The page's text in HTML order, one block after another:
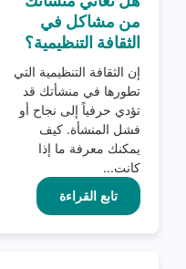
من مشاكل في
الثقافة التنظيمية؟
إن الثقافة التنظيمية التي
تطورها في منشأتك قد
تؤدي حرفياً إلى نجاح أو
فشل المنشأة. كيف
يمكنك معرفة ما إذا
كانت...
تابع القراءة